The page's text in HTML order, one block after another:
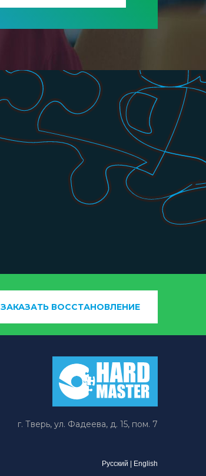
ЗАКАЗАТЬ ВОССТАНОВЛЕНИЕ
г. Тверь, ул. Фадеева, д. 15, пом. 7
Русский English